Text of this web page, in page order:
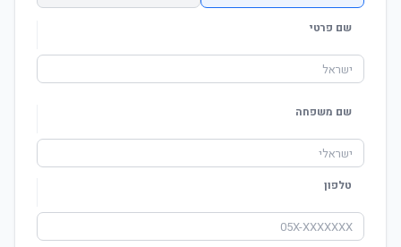
שם פרטי
שם משפחה
טלפון